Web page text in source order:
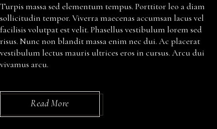
Turpis massa sed elementum tempus. Porttitor leo a diam
sollicitudin tempor. Viverra maecenas accumsan lacus vel
facilisis volutpat est velit. Phasellus vestibulum lorem sed
risus. Nunc non blandit massa enim nec dui. Ac placerat
vestibulum lectus mauris ultrices eros in cursus. Arcu dui
vivamus arcu.
Read More